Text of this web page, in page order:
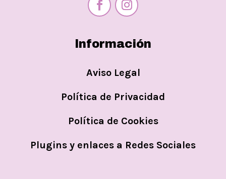
Información
Aviso Legal
Política de Privacidad
Política de Cookies
Plugins y enlaces a Redes Sociales